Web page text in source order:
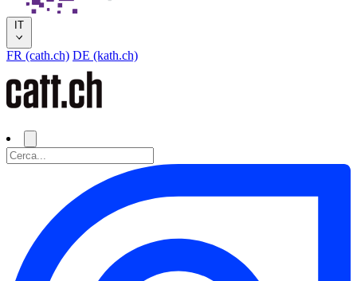
IT
FR (cath.ch) DE (kath.ch)